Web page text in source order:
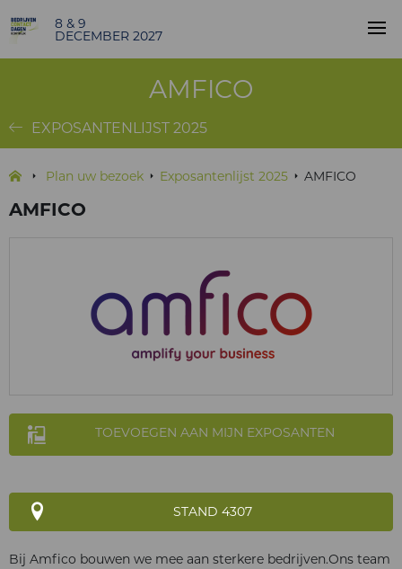
8 & 9
DECEMBER 2027
AMFICO
EXPOSANTENLIJST 2025
Plan uw bezoek Exposantenlijst 2025 AMFICO
AMFICO
TOEVOEGEN AAN MIJN EXPOSANTEN
STAND 4307
Bij Amfico bouwen we mee aan sterkere bedrijven.Ons team